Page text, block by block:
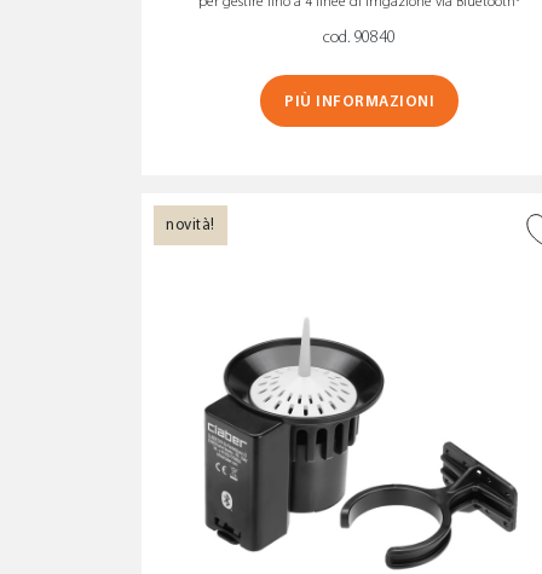
cod. 90840
PIÙ INFORMAZIONI
novità!